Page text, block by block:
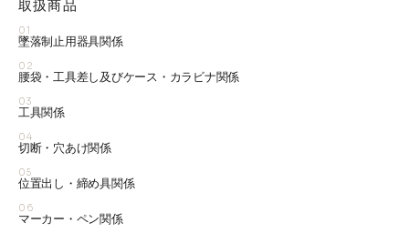
取扱商品
01
墜落制止用器具関係
02
腰袋・工具差し及びケース・カラビナ関係
03
工具関係
04
切断・穴あけ関係
05
位置出し・締め具関係
06
マーカー・ペン関係